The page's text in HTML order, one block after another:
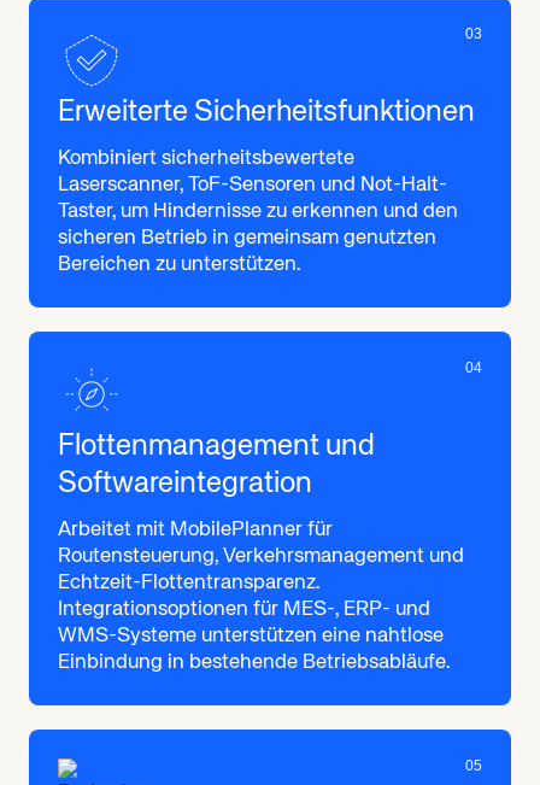
03
Erweiterte Sicherheitsfunktionen
Kombiniert sicherheitsbewertete
Laserscanner, ToF-Sensoren und Not-Halt-
Taster, um Hindernisse zu erkennen und den
sicheren Betrieb in gemeinsam genutzten
Bereichen zu unterstützen.
04
Flottenmanagement und
Softwareintegration
Arbeitet mit MobilePlanner für
Routensteuerung, Verkehrsmanagement und
Echtzeit-Flottentransparenz.
Integrationsoptionen für MES-, ERP- und
WMS-Systeme unterstützen eine nahtlose
Einbindung in bestehende Betriebsabläufe.
05